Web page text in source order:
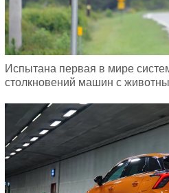
Испытана первая в мире
столкновений машин с